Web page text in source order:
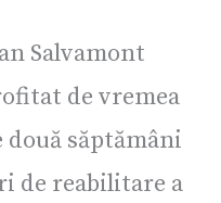
Salvamont
de vremea
săptămâni
de reabilitare a